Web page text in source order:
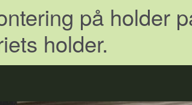
på holder
holder.